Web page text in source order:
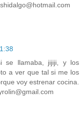
se llamaba, jijiji, y los
a ver que tal si me los
voy estrenar cocina.